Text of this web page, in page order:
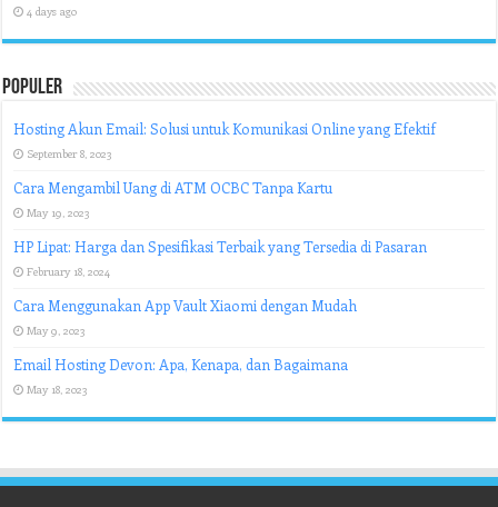
4 days ago
Populer
Hosting Akun Email: Solusi untuk Komunikasi Online yang Efektif
September 8, 2023
Cara Mengambil Uang di ATM OCBC Tanpa Kartu
May 19, 2023
HP Lipat: Harga dan Spesifikasi Terbaik yang Tersedia di Pasaran
February 18, 2024
Cara Menggunakan App Vault Xiaomi dengan Mudah
May 9, 2023
Email Hosting Devon: Apa, Kenapa, dan Bagaimana
May 18, 2023